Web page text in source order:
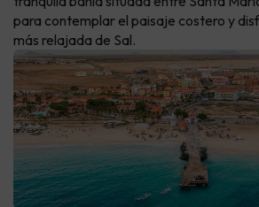
para contemplar el paisaje costero y
más relajada de Sal.